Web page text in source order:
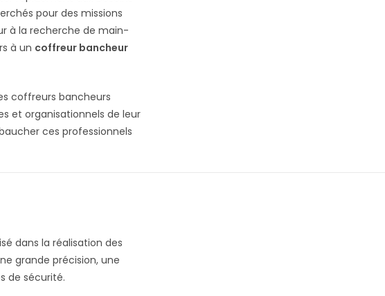
pour des missions
à la recherche de main-
à un coffreur bancheur
coffreurs bancheurs
et organisationnels de leur
ces professionnels
dans la réalisation des
grande précision, une
de sécurité.